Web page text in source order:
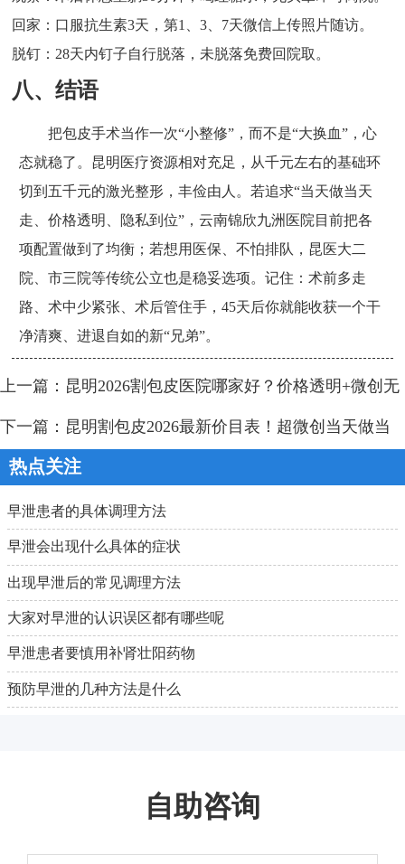
回家：口服抗生素3天，第1、3、7天微信上传照片随访。
脱钉：28天内钉子自行脱落，未脱落免费回院取。
八、结语
把包皮手术当作一次“小整修”，而不是“大换血”，心
态就稳了。昆明医疗资源相对充足，从千元左右的基础环
切到五千元的激光整形，丰俭由人。若追求“当天做当天
走、价格透明、隐私到位”，云南锦欣九洲医院目前把各
项配置做到了均衡；若想用医保、不怕排队，昆医大二
院、市三院等传统公立也是稳妥选项。记住：术前多走
路、术中少紧张、术后管住手，45天后你就能收获一个干
净清爽、进退自如的新“兄弟”。
上一篇： 昆明2026割包皮医院哪家好？价格透明+微创无
下一篇： 昆明割包皮2026最新价目表！超微创当天做当
天走
热点关注
早泄患者的具体调理方法
早泄会出现什么具体的症状
出现早泄后的常见调理方法
大家对早泄的认识误区都有哪些呢
早泄患者要慎用补肾壮阳药物
预防早泄的几种方法是什么
自助咨询